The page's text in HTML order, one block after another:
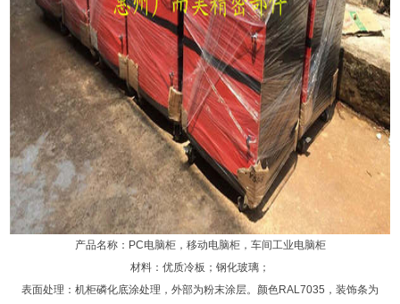
产品名称：PC电脑柜，移动电脑柜，车间工业电脑柜
材料：优质冷板；钢化玻璃；
表面处理：机柜磷化底涂处理，外部为粉末涂层。颜色RAL7035，装饰条为